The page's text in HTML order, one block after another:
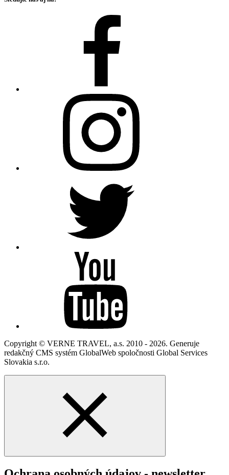
Copyright © VERNE TRAVEL, a.s. 2010 - 2026. Generuje
redakčný CMS systém GlobalWeb spoločnosti Global Services
Slovakia s.r.o.